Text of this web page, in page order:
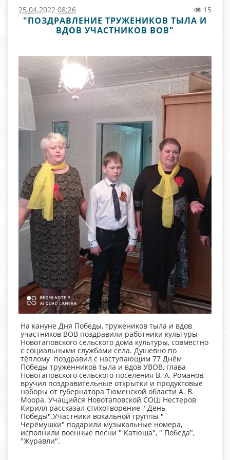
25.04.2022 08:26 15
"ПОЗДРАВЛЕНИЕ ТРУЖЕНИКОВ ТЫЛА И
ВДОВ УЧАСТНИКОВ ВОВ"
На кануне Дня Победы, тружеников тыла и вдов
участников ВОВ поздравили работники культуры
Новотаповского сельского дома культуры, совместно
с социальными службами села. Душевно по
тёплому поздравил с наступающим 77 Днём
Победы труженников тыла и вдов УВОВ, глава
Новотаповского сельского поселения В. А. Романов,
вручил поздравительные открытки и продуктовые
наборы от губернатора Тюменской области А. В.
Моора. Учащийся Новотаповской СОШ Нестеров
Кирилл рассказал стихотворение " День
Победы".Участники вокальной группы "
Черёмушки" подарили музыкальные номера,
исполнили военные песни " Катюша", " Победа",
"Журавли".